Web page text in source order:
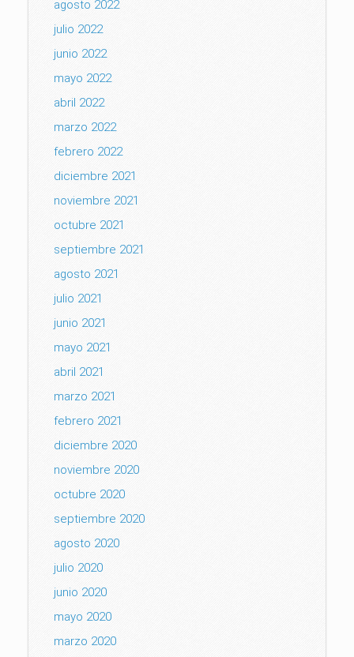
agosto 2022
julio 2022
junio 2022
mayo 2022
abril 2022
marzo 2022
febrero 2022
diciembre 2021
noviembre 2021
octubre 2021
septiembre 2021
agosto 2021
julio 2021
junio 2021
mayo 2021
abril 2021
marzo 2021
febrero 2021
diciembre 2020
noviembre 2020
octubre 2020
septiembre 2020
agosto 2020
julio 2020
junio 2020
mayo 2020
marzo 2020